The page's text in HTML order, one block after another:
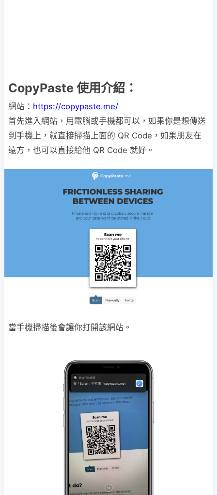
CopyPaste 使用介紹：
網站： https://copypaste.me/
首先進入網站，用電腦或手機都可以，如果你是想傳送
到手機上，就直接掃描上面的 QR Code，如果朋友在
遠方，也可以直接給他 QR Code 就好。
當手機掃描後會讓你打開該網站。